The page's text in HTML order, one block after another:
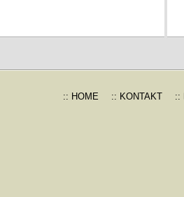
:: HOME :: KONTAKT ::